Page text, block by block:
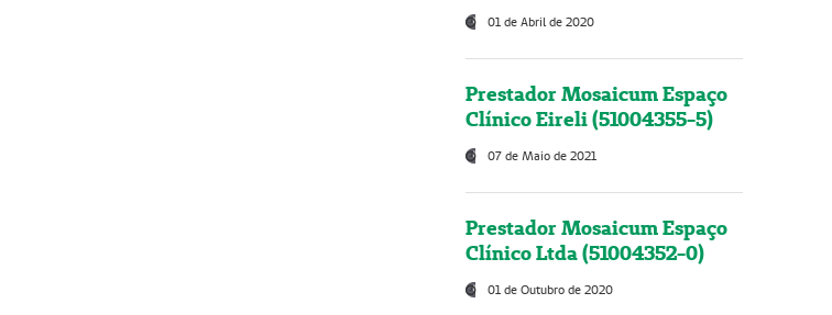
01 de Abril de 2020
Prestador Mosaicum Espaço
Clínico Eireli (51004355-5)
07 de Maio de 2021
Prestador Mosaicum Espaço
Clínico Ltda (51004352-0)
01 de Outubro de 2020